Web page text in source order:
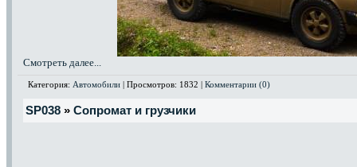
Смотреть далее...
Категория: Автомобили | Просмотров: 1832 | Комментарии (0)
SP038 » Сопромат и грузчики